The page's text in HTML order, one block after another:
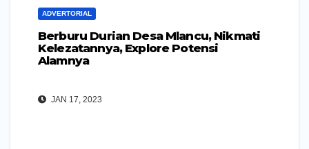
ADVERTORIAL
Berburu Durian Desa Mlancu, Nikmati
Kelezatannya, Explore Potensi
Alamnya
JAN 17, 2023